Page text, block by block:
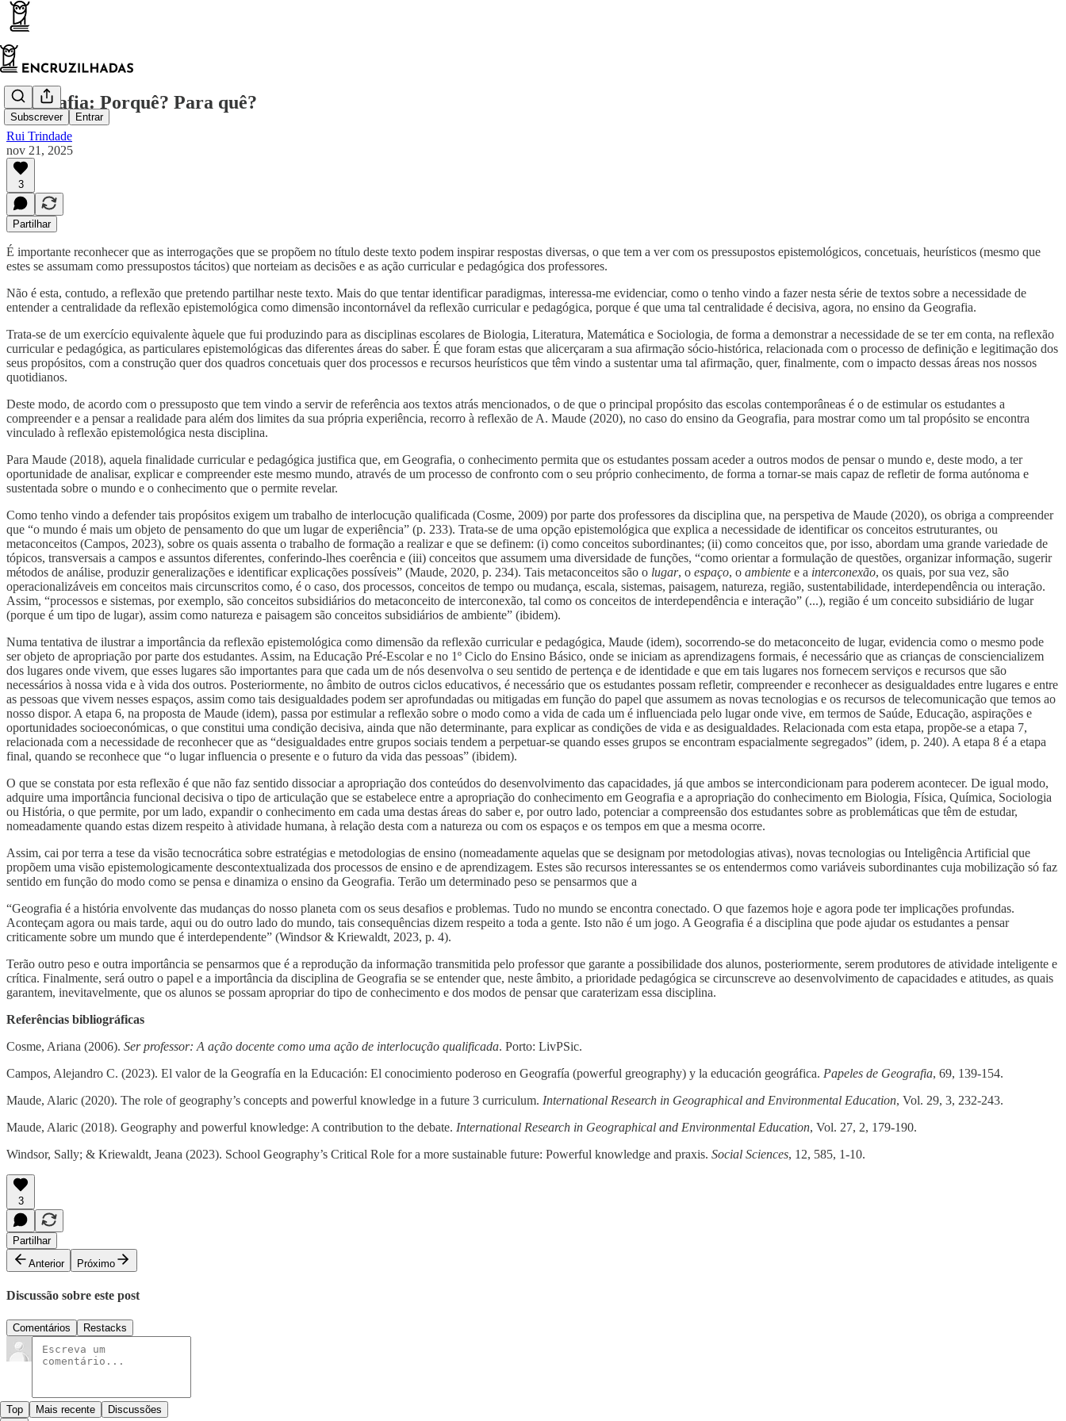
Subscrever Entrar
Geografia: Porquê? Para quê?
Rui Trindade
nov 21, 2025
3
Partilhar
É importante reconhecer que as interrogações que se propõem no título deste texto podem inspirar respostas diversas, o que tem a ver com os pressupostos epistemológicos, concetuais, heurísticos (mesmo que
estes se assumam como pressupostos tácitos) que norteiam as decisões e as ação curricular e pedagógica dos professores.
Não é esta, contudo, a reflexão que pretendo partilhar neste texto. Mais do que tentar identificar paradigmas, interessa-me evidenciar, como o tenho vindo a fazer nesta série de textos sobre a necessidade de
entender a centralidade da reflexão epistemológica como dimensão incontornável da reflexão curricular e pedagógica, porque é que uma tal centralidade é decisiva, agora, no ensino da Geografia.
Trata-se de um exercício equivalente àquele que fui produzindo para as disciplinas escolares de Biologia, Literatura, Matemática e Sociologia, de forma a demonstrar a necessidade de se ter em conta, na reflexão
curricular e pedagógica, as particulares epistemológicas das diferentes áreas do saber. É que foram estas que alicerçaram a sua afirmação sócio-histórica, relacionada com o processo de definição e legitimação dos
seus propósitos, com a construção quer dos quadros concetuais quer dos processos e recursos heurísticos que têm vindo a sustentar uma tal afirmação, quer, finalmente, com o impacto dessas áreas nos nossos
quotidianos.
Deste modo, de acordo com o pressuposto que tem vindo a servir de referência aos textos atrás mencionados, o de que o principal propósito das escolas contemporâneas é o de estimular os estudantes a
compreender e a pensar a realidade para além dos limites da sua própria experiência, recorro à reflexão de A. Maude (2020), no caso do ensino da Geografia, para mostrar como um tal propósito se encontra
vinculado à reflexão epistemológica nesta disciplina.
Para Maude (2018), aquela finalidade curricular e pedagógica justifica que, em Geografia, o conhecimento permita que os estudantes possam aceder a outros modos de pensar o mundo e, deste modo, a ter
oportunidade de analisar, explicar e compreender este mesmo mundo, através de um processo de confronto com o seu próprio conhecimento, de forma a tornar-se mais capaz de refletir de forma autónoma e
sustentada sobre o mundo e o conhecimento que o permite revelar.
Como tenho vindo a defender tais propósitos exigem um trabalho de interlocução qualificada (Cosme, 2009) por parte dos professores da disciplina que, na perspetiva de Maude (2020), os obriga a compreender
que “o mundo é mais um objeto de pensamento do que um lugar de experiência” (p. 233). Trata-se de uma opção epistemológica que explica a necessidade de identificar os conceitos estruturantes, ou
metaconceitos (Campos, 2023), sobre os quais assenta o trabalho de formação a realizar e que se definem: (i) como conceitos subordinantes; (ii) como conceitos que, por isso, abordam uma grande variedade de
tópicos, transversais a campos e assuntos diferentes, conferindo-lhes coerência e (iii) conceitos que assumem uma diversidade de funções, “como orientar a formulação de questões, organizar informação, sugerir
métodos de análise, produzir generalizações e identificar explicações possíveis” (Maude, 2020, p. 234). Tais metaconceitos são o lugar, o espaço, o ambiente e a interconexão, os quais, por sua vez, são
operacionalizáveis em conceitos mais circunscritos como, é o caso, dos processos, conceitos de tempo ou mudança, escala, sistemas, paisagem, natureza, região, sustentabilidade, interdependência ou interação.
Assim, “processos e sistemas, por exemplo, são conceitos subsidiários do metaconceito de interconexão, tal como os conceitos de interdependência e interação” (...), região é um conceito subsidiário de lugar
(porque é um tipo de lugar), assim como natureza e paisagem são conceitos subsidiários de ambiente” (ibidem).
Numa tentativa de ilustrar a importância da reflexão epistemológica como dimensão da reflexão curricular e pedagógica, Maude (idem), socorrendo-se do metaconceito de lugar, evidencia como o mesmo pode
ser objeto de apropriação por parte dos estudantes. Assim, na Educação Pré-Escolar e no 1º Ciclo do Ensino Básico, onde se iniciam as aprendizagens formais, é necessário que as crianças de consciencializem
dos lugares onde vivem, que esses lugares são importantes para que cada um de nós desenvolva o seu sentido de pertença e de identidade e que em tais lugares nos fornecem serviços e recursos que são
necessários à nossa vida e à vida dos outros. Posteriormente, no âmbito de outros ciclos educativos, é necessário que os estudantes possam refletir, compreender e reconhecer as desigualdades entre lugares e entre
as pessoas que vivem nesses espaços, assim como tais desigualdades podem ser aprofundadas ou mitigadas em função do papel que assumem as novas tecnologias e os recursos de telecomunicação que temos ao
nosso dispor. A etapa 6, na proposta de Maude (idem), passa por estimular a reflexão sobre o modo como a vida de cada um é influenciada pelo lugar onde vive, em termos de Saúde, Educação, aspirações e
oportunidades socioeconómicas, o que constitui uma condição decisiva, ainda que não determinante, para explicar as condições de vida e as desigualdades. Relacionada com esta etapa, propõe-se a etapa 7,
relacionada com a necessidade de reconhecer que as “desigualdades entre grupos sociais tendem a perpetuar-se quando esses grupos se encontram espacialmente segregados” (idem, p. 240). A etapa 8 é a etapa
final, quando se reconhece que “o lugar influencia o presente e o futuro da vida das pessoas” (ibidem).
O que se constata por esta reflexão é que não faz sentido dissociar a apropriação dos conteúdos do desenvolvimento das capacidades, já que ambos se intercondicionam para poderem acontecer. De igual modo,
adquire uma importância funcional decisiva o tipo de articulação que se estabelece entre a apropriação do conhecimento em Geografia e a apropriação do conhecimento em Biologia, Física, Química, Sociologia
ou História, o que permite, por um lado, expandir o conhecimento em cada uma destas áreas do saber e, por outro lado, potenciar a compreensão dos estudantes sobre as problemáticas que têm de estudar,
nomeadamente quando estas dizem respeito à atividade humana, à relação desta com a natureza ou com os espaços e os tempos em que a mesma ocorre.
Assim, cai por terra a tese da visão tecnocrática sobre estratégias e metodologias de ensino (nomeadamente aquelas que se designam por metodologias ativas), novas tecnologias ou Inteligência Artificial que
propõem uma visão epistemologicamente descontextualizada dos processos de ensino e de aprendizagem. Estes são recursos interessantes se os entendermos como variáveis subordinantes cuja mobilização só faz
sentido em função do modo como se pensa e dinamiza o ensino da Geografia. Terão um determinado peso se pensarmos que a
“Geografia é a história envolvente das mudanças do nosso planeta com os seus desafios e problemas. Tudo no mundo se encontra conectado. O que fazemos hoje e agora pode ter implicações profundas.
Aconteçam agora ou mais tarde, aqui ou do outro lado do mundo, tais consequências dizem respeito a toda a gente. Isto não é um jogo. A Geografia é a disciplina que pode ajudar os estudantes a pensar
criticamente sobre um mundo que é interdependente” (Windsor & Kriewaldt, 2023, p. 4).
Terão outro peso e outra importância se pensarmos que é a reprodução da informação transmitida pelo professor que garante a possibilidade dos alunos, posteriormente, serem produtores de atividade inteligente e
crítica. Finalmente, será outro o papel e a importância da disciplina de Geografia se se entender que, neste âmbito, a prioridade pedagógica se circunscreve ao desenvolvimento de capacidades e atitudes, as quais
garantem, inevitavelmente, que os alunos se possam apropriar do tipo de conhecimento e dos modos de pensar que caraterizam essa disciplina.
Referências bibliográficas
Cosme, Ariana (2006). Ser professor: A ação docente como uma ação de interlocução qualificada. Porto: LivPSic.
Campos, Alejandro C. (2023). El valor de la Geografía en la Educación: El conocimiento poderoso en Geografía (powerful greography) y la educación geográfica. Papeles de Geografia, 69, 139-154.
Maude, Alaric (2020). The role of geography’s concepts and powerful knowledge in a future 3 curriculum. International Research in Geographical and Environmental Education, Vol. 29, 3, 232-243.
Maude, Alaric (2018). Geography and powerful knowledge: A contribution to the debate. International Research in Geographical and Environmental Education, Vol. 27, 2, 179-190.
Windsor, Sally; & Kriewaldt, Jeana (2023). School Geography’s Critical Role for a more sustainable future: Powerful knowledge and praxis. Social Sciences, 12, 585, 1-10.
3
Partilhar
Anterior
Próximo
Discussão sobre este post
Comentários Restacks
Top Mais recente Discussões